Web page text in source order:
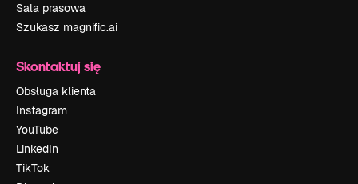
Sala prasowa
Szukasz magnific.ai
Skontaktuj się
Obsługa klienta
Instagram
YouTube
LinkedIn
TikTok